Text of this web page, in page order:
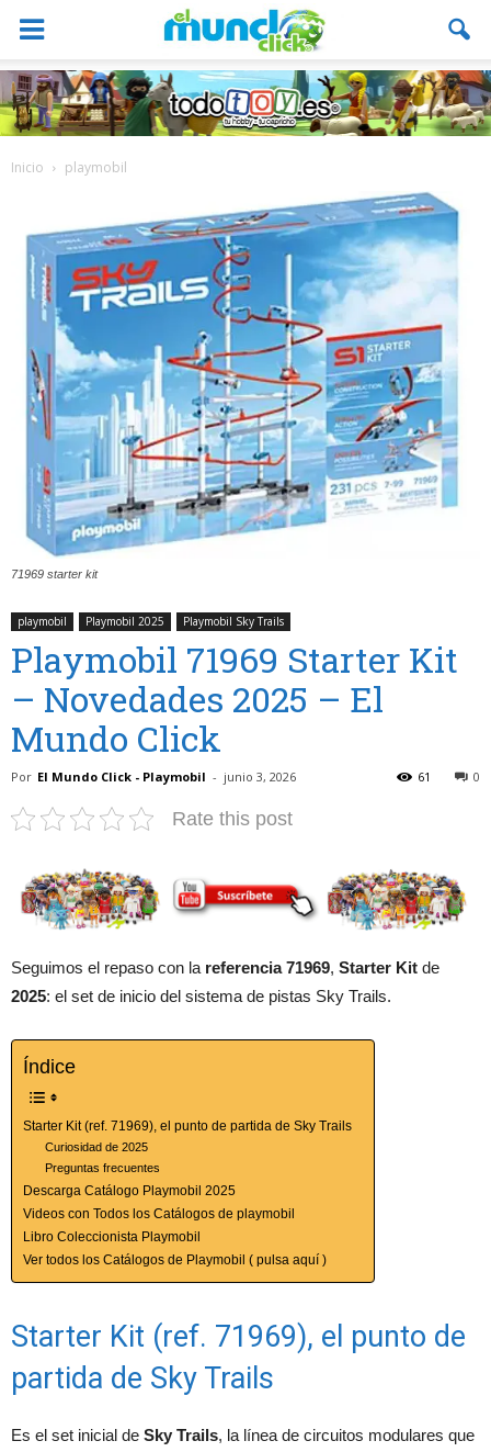
Inicio playmobil
71969 starter kit
playmobil Playmobil 2025 Playmobil Sky Trails
Playmobil 71969 Starter Kit
– Novedades 2025 – El
Mundo Click
Por El Mundo Click - Playmobil - junio 3, 2026 0
61
Rate this post
Seguimos el repaso con la referencia 71969, Starter Kit de
2025: el set de inicio del sistema de pistas Sky Trails.
Índice
Starter Kit (ref. 71969), el punto de partida de Sky Trails
Curiosidad de 2025
Preguntas frecuentes
Descarga Catálogo Playmobil 2025
Videos con Todos los Catálogos de playmobil
Libro Coleccionista Playmobil
Ver todos los Catálogos de Playmobil ( pulsa aquí )
Starter Kit (ref. 71969), el punto de
partida de Sky Trails
Es el set inicial de Sky Trails, la línea de circuitos modulares que